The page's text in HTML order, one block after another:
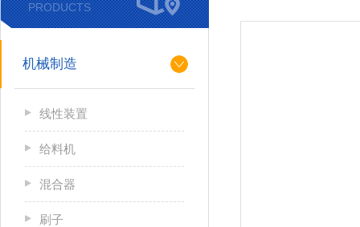
PRODUCTS
机械制造
线性装置
给料机
混合器
刷子